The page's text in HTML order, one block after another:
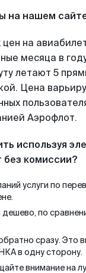
на нашем
на
месяца в
летают 5
Цена
Аэрофлот.
используя
без комиссии?
услуги по
по
сразу. Это
в одну сторону.
внимание на